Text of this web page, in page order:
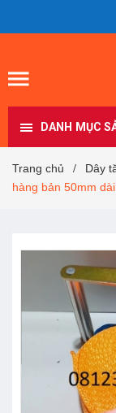
DANH MỤC
Trang chủ / Dây
hàng bản 50mm